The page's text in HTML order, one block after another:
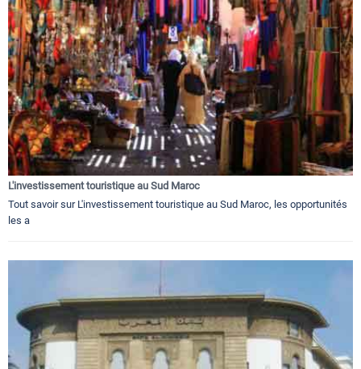
L'investissement touristique au Sud Maroc
Tout savoir sur L'investissement touristique au Sud Maroc, les opportunités
les a